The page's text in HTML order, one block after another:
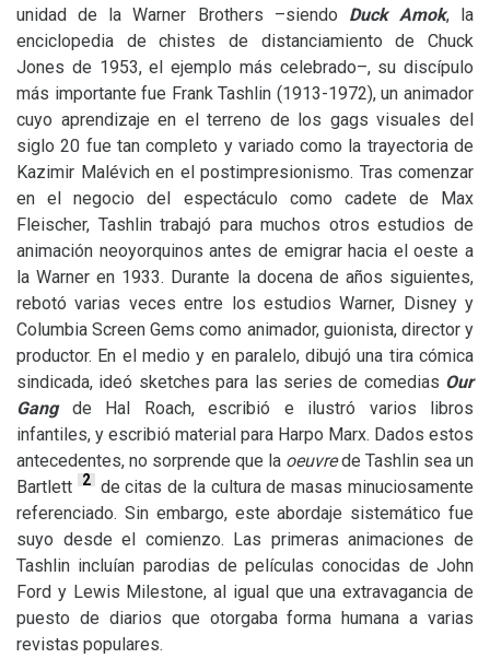
unidad de la Warner Brothers –siendo Duck Amok, la
enciclopedia de chistes de distanciamiento de Chuck
Jones de 1953, el ejemplo más celebrado–, su discípulo
más importante fue Frank Tashlin (1913-1972), un animador
cuyo aprendizaje en el terreno de los gags visuales del
siglo 20 fue tan completo y variado como la trayectoria de
Kazimir Malévich en el postimpresionismo. Tras comenzar
en el negocio del espectáculo como cadete de Max
Fleischer, Tashlin trabajó para muchos otros estudios de
animación neoyorquinos antes de emigrar hacia el oeste a
la Warner en 1933. Durante la docena de años siguientes,
rebotó varias veces entre los estudios Warner, Disney y
Columbia Screen Gems como animador, guionista, director y
productor. En el medio y en paralelo, dibujó una tira cómica
sindicada, ideó sketches para las series de comedias Our
Gangde Hal Roach, escribió e ilustró varios libros
infantiles, y escribió material para Harpo Marx. Dados estos
antecedentes, no sorprende que la oeuvrede Tashlin sea un
Bartlett
2 de citas de la cultura de masas minuciosamente
referenciado. Sin embargo, este abordaje sistemático fue
suyo desde el comienzo. Las primeras animaciones de
Tashlin incluían parodias de películas conocidas de John
Ford y Lewis Milestone, al igual que una extravagancia de
puesto de diarios que otorgaba forma humana a varias
revistas populares.